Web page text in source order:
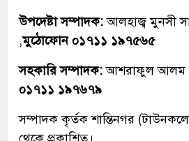
উপদেষ্টা সম্পাদক:আলহাজ্ব মুনসী
,মুঠোফোন ০১৭১১ ১৯৭৫৬৫
সহকারি সম্পাদক:আশরাফুল আলম
০১৭১১ ১৯৭৬৭৯
সম্পাদক কৃর্তক শান্তিনগর